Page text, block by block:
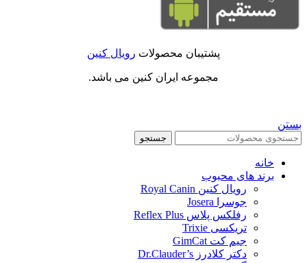
پشتیبان محصولات رویال کنین
مجموعه ایران کنین می باشد.
بستن
جستجو
خانه
برند های محبوب
رویال کنین Royal Canin
جوسرا Josera
رفلکس پلاس Reflex Plus
تریکسی Trixie
جیم کت GimCat
دکتر کلادرز Dr.Clauder’s